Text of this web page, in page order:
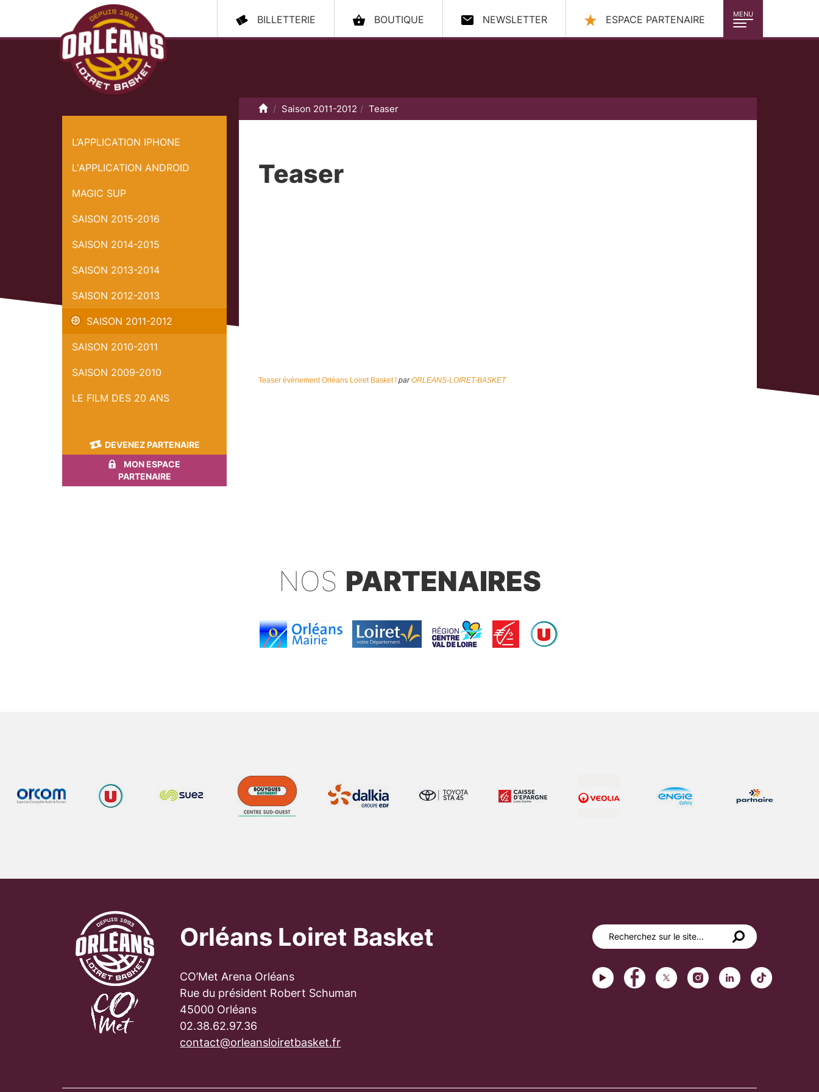
MENU
BILLETTERIE BOUTIQUE NEWSLETTER ESPACE PARTENAIRE
L’APPLICATION IPHONE
L'APPLICATION ANDROID
MAGIC SUP
SAISON 2015-2016
SAISON 2014-2015
SAISON 2013-2014
SAISON 2012-2013
SAISON 2011-2012
SAISON 2010-2011
SAISON 2009-2010
LE FILM DES 20 ANS
DEVENEZ PARTENAIRE
MON ESPACE
PARTENAIRE
AccueilSaison 2011-2012 Teaser
Teaser
Teaser évènement Orléans Loiret Basket ! parORLEANS-LOIRET-BASKET
NOS PARTENAIRES
Orléans Loiret Basket
CO’Met Arena Orléans
Rue du président Robert Schuman
45000 Orléans
02.38.62.97.36
contact@orleansloiretbasket.fr